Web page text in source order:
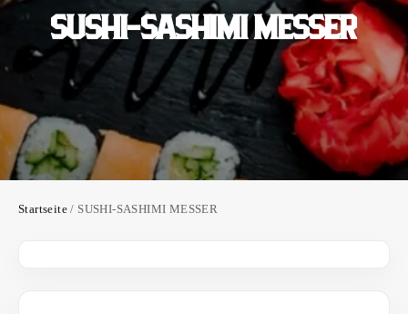
SUSHI-SASHIMI MESSER
Startseite / SUSHI-SASHIMI MESSER